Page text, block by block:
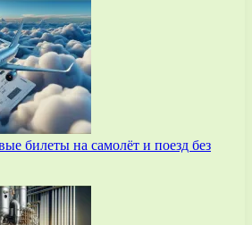
билеты на самолёт и поезд без